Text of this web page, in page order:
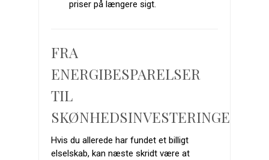
priser på længere sigt.
FRA
ENERGIBESPARELSER
TIL
SKØNHEDSINVESTERINGER
Hvis du allerede har fundet et billigt
elselskab, kan næste skridt være at